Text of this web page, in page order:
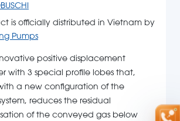
is officially distributed in Vietnam by
Pumps
positive displacement
with 3 special profile lobes that,
a new configuration of the
system, reduces the residual
of the conveyed gas below